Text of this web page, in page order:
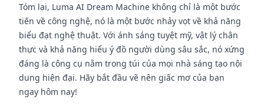
Tóm lại, Luma AI Dream Machine không chỉ là một bước
tiến về công nghệ, nó là một bước nhảy vọt về khả năng
biểu đạt nghệ thuật. Với ánh sáng tuyệt mỹ, vật lý chân
thực và khả năng hiểu ý đồ người dùng sâu sắc, nó xứng
đáng là công cụ nằm trong túi của mọi nhà sáng tạo nội
dung hiện đại. Hãy bắt đầu vẽ nên giấc mơ của bạn
ngay hôm nay!